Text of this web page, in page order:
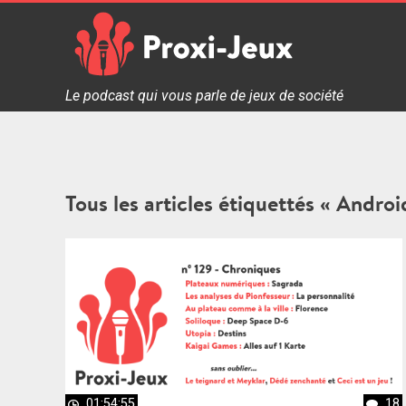
Proxi Jeux - Le podcast qui vous parle de jeux de
Le podcast qui vous parle de jeux de société
Tous les articles étiquettés «